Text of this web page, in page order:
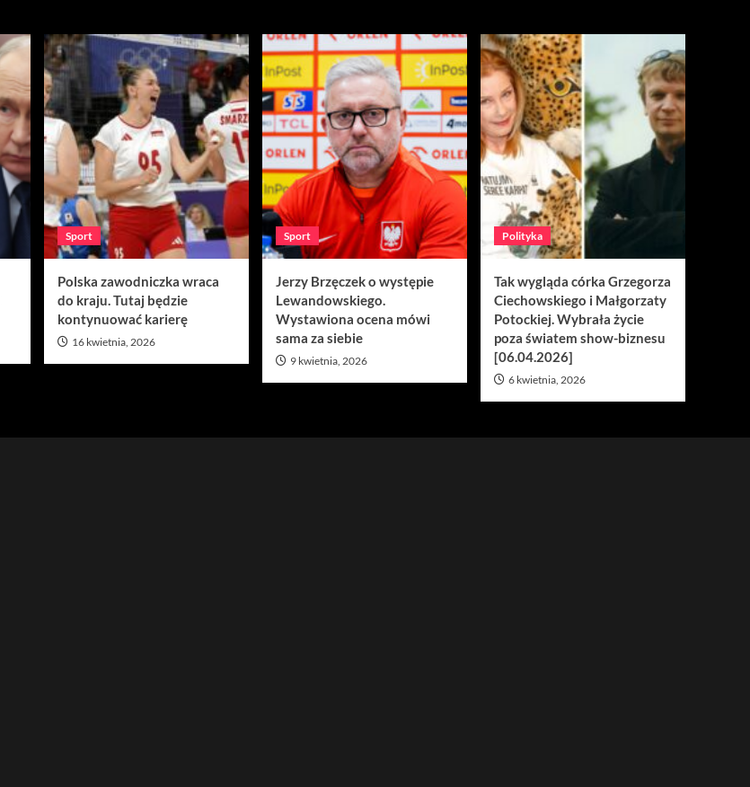
Sport
Polska zawodniczka wraca
do kraju. Tutaj będzie
kontynuować karierę
16 kwietnia, 2026
Sport
Jerzy Brzęczek o występie
Lewandowskiego.
Wystawiona ocena mówi
sama za siebie
9 kwietnia, 2026
Polityka
Tak wygląda córka Grzegorza
Ciechowskiego i Małgorzaty
Potockiej. Wybrała życie
poza światem show-biznesu
[06.04.2026]
6 kwietnia, 2026